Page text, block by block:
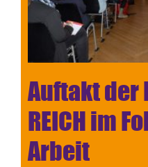
Auftakt der
REICH im
Arbeit